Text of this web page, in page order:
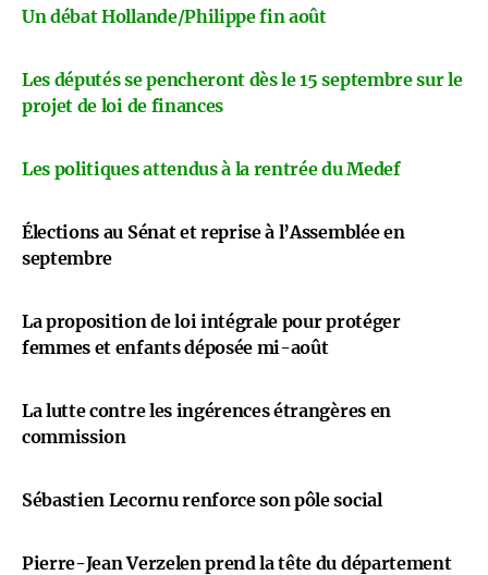
Un débat Hollande/Philippe fin août
Les députés se pencheront dès le 15 septembre sur le
projet de loi de finances
Les politiques attendus à la rentrée du Medef
Élections au Sénat et reprise à l’Assemblée en
septembre
La proposition de loi intégrale pour protéger
femmes et enfants déposée mi-août
La lutte contre les ingérences étrangères en
commission
Sébastien Lecornu renforce son pôle social
Pierre-Jean Verzelen prend la tête du département